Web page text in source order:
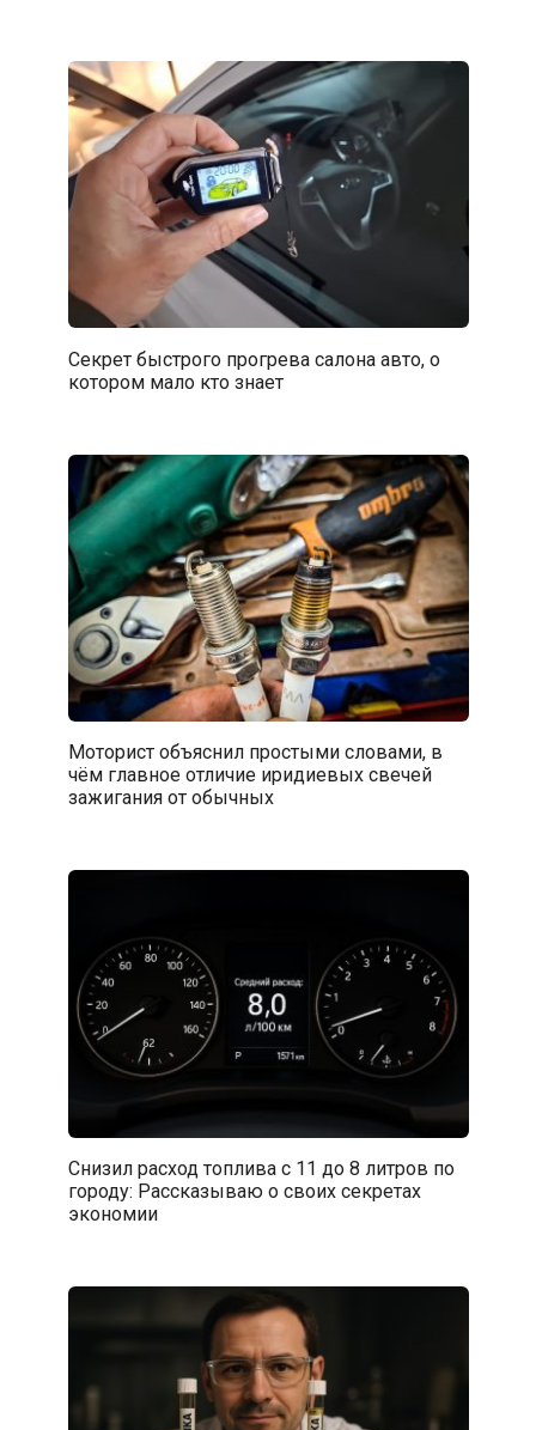
Секрет быстрого прогрева салона авто, о
котором мало кто знает
Моторист объяснил простыми словами, в
чём главное отличие иридиевых свечей
зажигания от обычных
Снизил расход топлива с 11 до 8 литров по
городу: Рассказываю о своих секретах
экономии